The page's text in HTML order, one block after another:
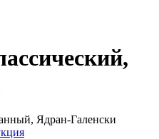
Ядран-Галенски